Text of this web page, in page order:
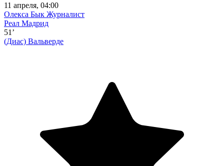
11 апреля, 04:00
Олекса Бык Журналист
Реал Мадрид
51’
(Диас) Вальверде